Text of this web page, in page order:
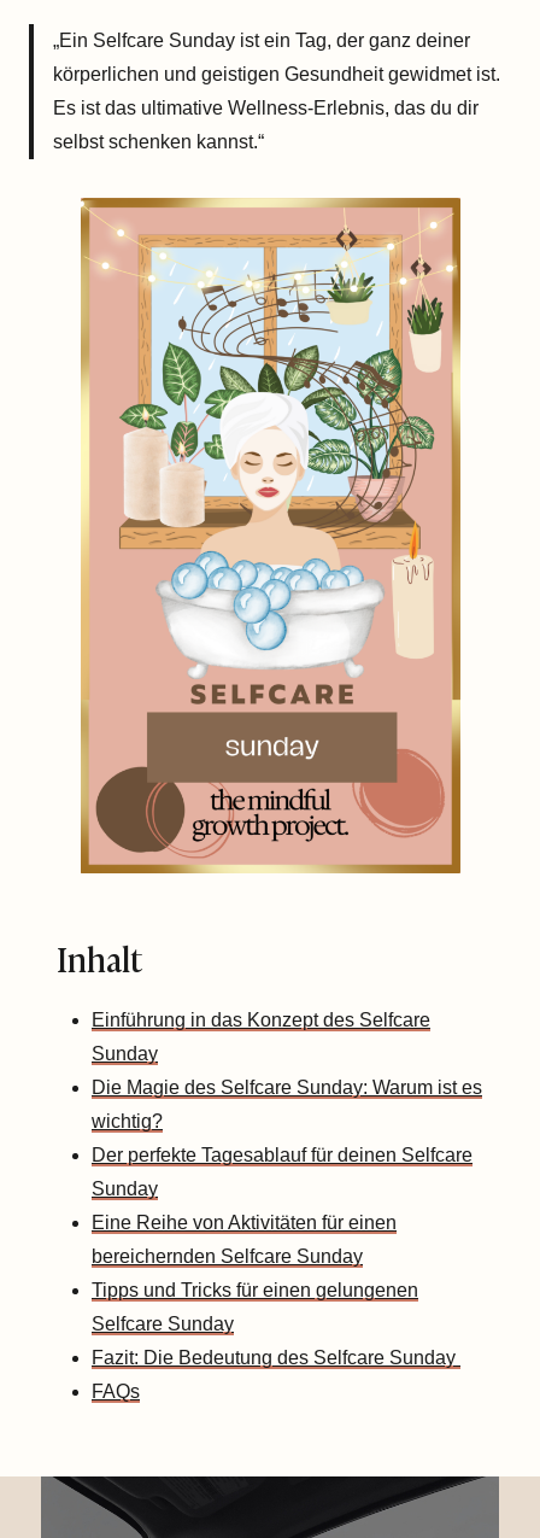
„Ein Selfcare Sunday ist ein Tag, der ganz deiner
körperlichen und geistigen Gesundheit gewidmet ist.
Es ist das ultimative Wellness-Erlebnis, das du dir
selbst schenken kannst.“
Inhalt
Einführung in das Konzept des Selfcare
Sunday
Die Magie des Selfcare Sunday: Warum ist es
wichtig?
Der perfekte Tagesablauf für deinen Selfcare
Sunday
Eine Reihe von Aktivitäten für einen
bereichernden Selfcare Sunday
Tipps und Tricks für einen gelungenen
Selfcare Sunday
Fazit: Die Bedeutung des Selfcare Sunday
FAQs